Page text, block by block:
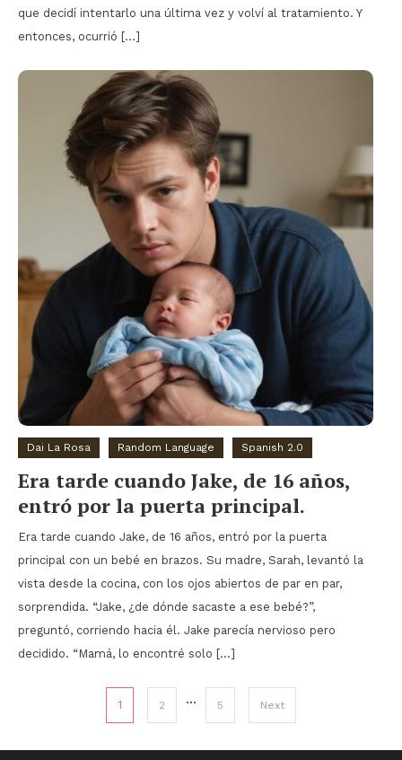
que decidí intentarlo una última vez y volví al tratamiento. Y
entonces, ocurrió […]
Dai La Rosa Random Language Spanish 2.0
Era tarde cuando Jake, de 16 años,
entró por la puerta principal.
Era tarde cuando Jake, de 16 años, entró por la puerta
principal con un bebé en brazos. Su madre, Sarah, levantó la
vista desde la cocina, con los ojos abiertos de par en par,
sorprendida. “Jake, ¿de dónde sacaste a ese bebé?”,
preguntó, corriendo hacia él. Jake parecía nervioso pero
decidido. “Mamá, lo encontré solo […]
Posts pagination
1 2 … 5 Next